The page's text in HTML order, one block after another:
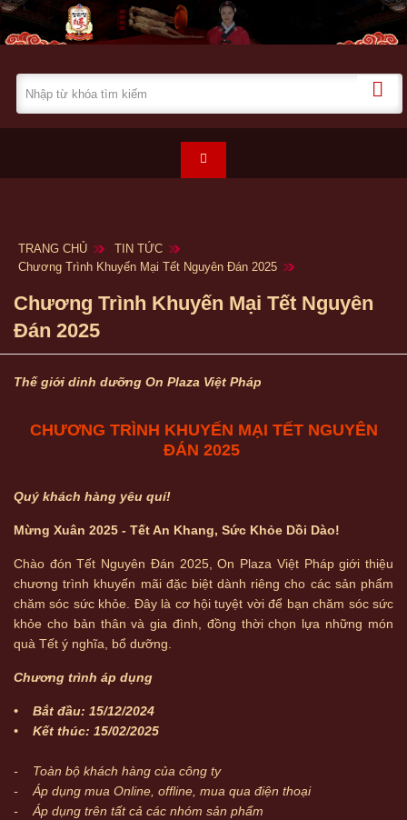
TRANG CHỦ
TIN TỨC
Chương Trình Khuyến Mại Tết Nguyên Đán 2025
Chương Trình Khuyến Mại Tết Nguyên
Đán 2025
Thế giới dinh dưỡng On Plaza Việt Pháp
CHƯƠNG TRÌNH KHUYẾN MẠI TẾT NGUYÊN
ĐÁN 2025
Quý khách hàng yêu quí!
Mừng Xuân 2025 - Tết An Khang, Sức Khỏe Dồi Dào!
Chào đón Tết Nguyên Đán 2025, On Plaza Việt Pháp giới thiệu
chương trình khuyến mãi đặc biệt dành riêng cho các sản phẩm
chăm sóc sức khỏe. Đây là cơ hội tuyệt vời để bạn chăm sóc sức
khỏe cho bản thân và gia đình, đồng thời chọn lựa những món
quà Tết ý nghĩa, bổ dưỡng.
Chương trình áp dụng
• Bắt đầu: 15/12/2024
• Kết thúc: 15/02/2025
- Toàn bộ khách hàng của công ty
- Áp dụng mua Online, offline, mua qua điện thoại
- Áp dụng trên tất cả các nhóm sản phẩm